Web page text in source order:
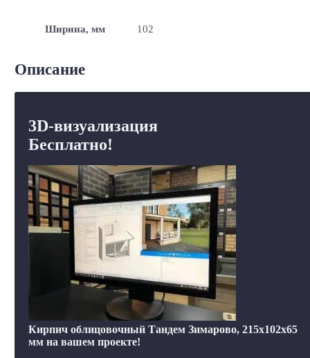
Ширина, мм 102
Описание
3D-визуализация
Бесплатно!
Кирпич облицовочный Тандем Зимарово, 215x102x65
мм на вашем проекте!